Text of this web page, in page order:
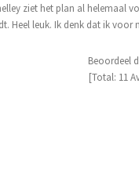
ziet het plan al helemaal
Heel leuk. Ik denk dat ik voor
Beoordeel
[Total: 11